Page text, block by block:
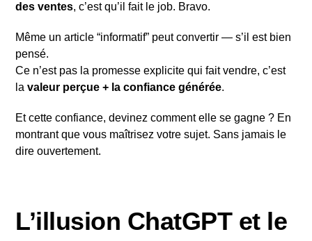
des ventes, c’est qu’il fait le job. Bravo.
Même un article “informatif” peut convertir — s’il est bien
pensé.
Ce n’est pas la promesse explicite qui fait vendre, c’est
lavaleur perçue + la confiance générée.
Et cette confiance, devinez comment elle se gagne ? En
montrant que vous maîtrisez votre sujet. Sans jamais le
dire ouvertement.
L’illusion ChatGPT et le